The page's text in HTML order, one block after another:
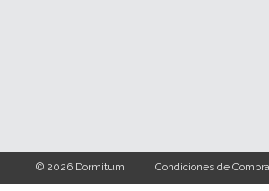
© 2026 Dormitum Condiciones de Compra